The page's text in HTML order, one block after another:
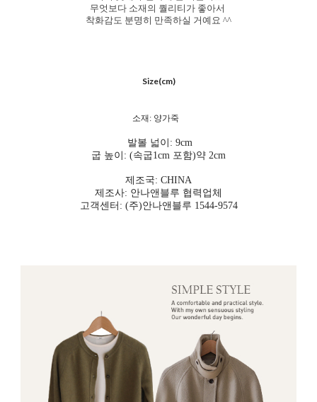
무엇보다 소재의 퀄리티가 좋아서
착화감도 분명히 만족하실 거예요 ^^
Size(cm)
소재: 양가죽
발볼 넓이: 9cm
굽 높이: (속굽1cm 포함)약 2cm
제조국: CHINA
제조사: 안나앤블루 협력업체
고객센터: (주)안나앤블루 1544-9574